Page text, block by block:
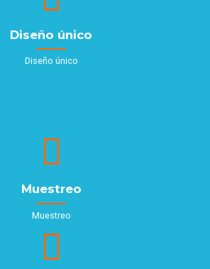
Diseño único
Diseño único
Muestreo
Muestreo